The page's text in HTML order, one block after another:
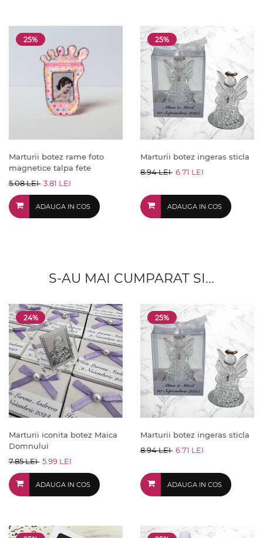
25%
Marturii botez rame foto
magnetice talpa fete
5.08 LEI 3.81 LEI
ADAUGA IN COS
25%
Marturii botez ingeras sticla
8.94 LEI 6.71 LEI
ADAUGA IN COS
S-AU MAI CUMPARAT SI...
24%
Marturii iconita botez Maica
Domnului
7.85 LEI 5.99 LEI
ADAUGA IN COS
25%
Marturii botez ingeras sticla
8.94 LEI 6.71 LEI
ADAUGA IN COS